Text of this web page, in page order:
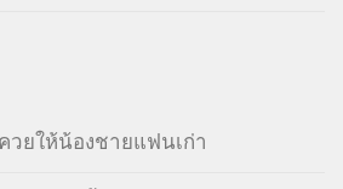
วยให้น้องชายแฟนเก่า